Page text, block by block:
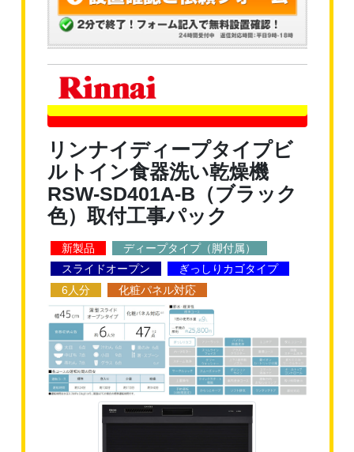
リンナイディープタイプビ
ルトイン食器洗い乾燥機
RSW-SD401A-B（ブラック
色）取付工事パック
新製品
ディープタイプ（脚付属）
スライドオープン
ぎっしりカゴタイプ
6人分
化粧パネル対応